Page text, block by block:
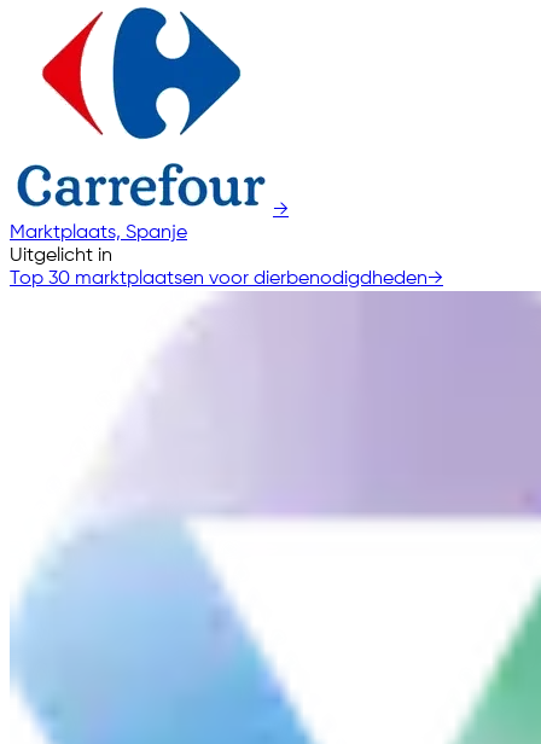
→
Marktplaats, Spanje
Uitgelicht in
Top 30 marktplaatsen voor dierbenodigdheden→